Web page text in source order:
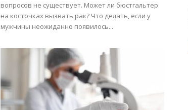
вопросов не существует. Может ли бюстгальтер
на косточках вызвать рак? Что делать, если у
мужчины неожиданно появилось...